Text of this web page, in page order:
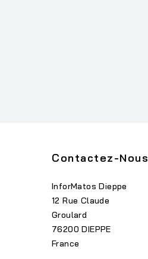
Contactez-Nous
InforMatos Dieppe
12 Rue Claude
Groulard
76200 DIEPPE
France